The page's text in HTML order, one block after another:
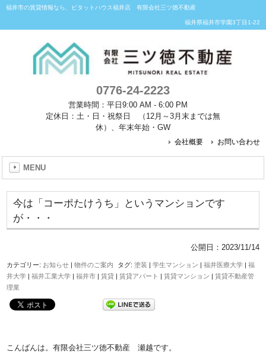
福井市の賃貸情報なら、ピタットハウス福井店 有限会社三ツ徳不動産
福井県福井市学園3丁目1-22
0776-24-2223
営業時間：平日9:00 AM - 6:00 PM
定休日：土・日・祝祭日 （12月～3月末までは無
休）、年末年始・GW
会社概要 お問い合わせ
MENU
今は「コーポたけうち」というマンションです
が・・・
公開日： 2023/11/14
カテゴリー: お知らせ |物件のご案内 タグ:塗装 |学生マンション |福井医療大学 |福
井大学 |福井工業大学 |福井市 |賃貸 |賃貸アパート |賃貸マンション |賃貸不動産管
理業
こんばんは。有限会社三ツ徳不動産 瀬越です。